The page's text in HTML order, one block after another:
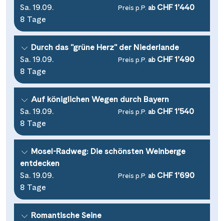
Sa. 19.09.
8 Tage
Preis p.P. ab CHF 1’440
Durch das "grüne Herz" der Niederlande
Sa. 19.09.
8 Tage
Preis p.P. ab CHF 1’490
Auf königlichen Wegen durch Bayern
Sa. 19.09.
8 Tage
Preis p.P. ab CHF 1’540
Mosel-Radweg: Die schönsten Weinberge
entdecken
Sa. 19.09.
8 Tage
Preis p.P. ab CHF 1’690
Romantische Seine
Saar(10)
Seine, Oise & Schelde
Weser, Ems & Hunte
Weser, Ems-/ Mittellandkanal
Porta Nigra
Reichsburg Cochem
Saarschleife(7)
Schiffshebewerk Arzviller
Schiffshebewerk Niederfinow(19)
Schiffshebewerk Scharnebeck(8)
Schloss Heidelberg
Schloss Sanssouci(11)
Schloss Schönbrunn(5)
Schlögener Schlinge
St. Georgs-Arm
Passau
Porto(12)
Potsdam
Regensburg
Rotterdam(2)
Saarbrücken
Saarburg
Stralsund
Strasbourg
Stuttgart
Tulcea
Valence(1)